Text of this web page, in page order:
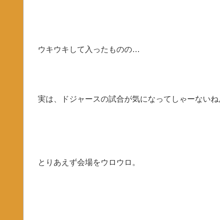
ウキウキして入ったものの…
実は、ドジャースの試合が気になってしゃーないね
とりあえず会場をウロウロ。